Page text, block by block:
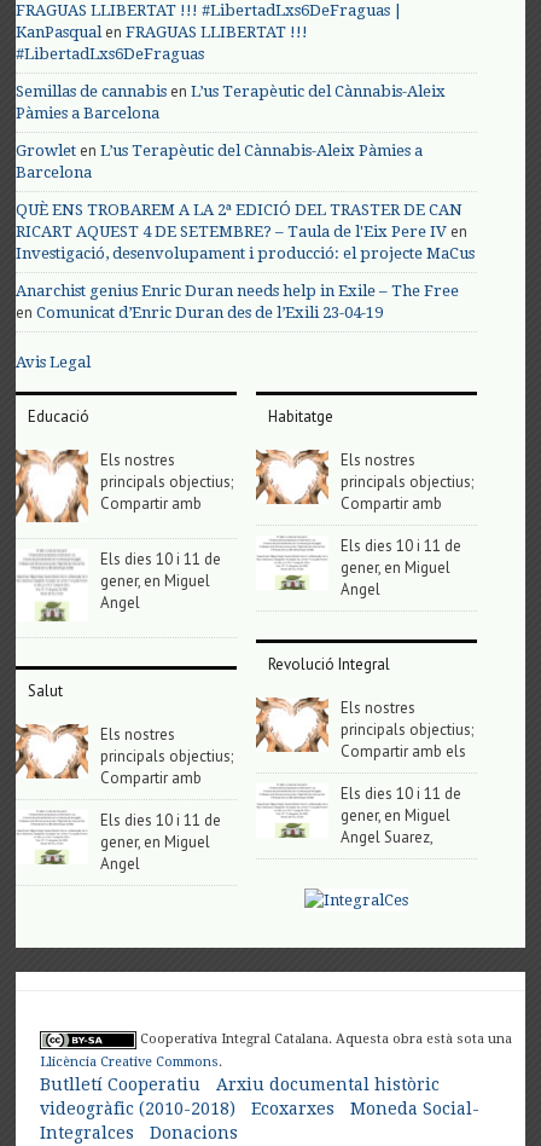
FRAGUAS LLIBERTAT !!! #LibertadLxs6DeFraguas |
KanPasqualenFRAGUAS LLIBERTAT !!!
#LibertadLxs6DeFraguas
Semillas de cannabis enL’us Terapèutic del Cànnabis-Aleix
Pàmies a Barcelona
Growlet enL’us Terapèutic del Cànnabis-Aleix Pàmies a
Barcelona
QUÈ ENS TROBAREM A LA 2ª EDICIÓ DEL TRASTER DE CAN
RICART AQUEST 4 DE SETEMBRE? – Taula de l'Eix Pere IV en
Investigació, desenvolupament i producció: el projecte MaCus
Anarchist genius Enric Duran needs help in Exile – The Free
enComunicat d’Enric Duran des de l’Exili 23-04-19
Avis Legal
Educació
Els nostres
principals objectius;
Compartir amb
Els dies 10 i 11 de
gener, en Miguel
Angel
Salut
Els nostres
principals objectius;
Compartir amb
Els dies 10 i 11 de
gener, en Miguel
Angel
Habitatge
Els nostres
principals objectius;
Compartir amb
Els dies 10 i 11 de
gener, en Miguel
Angel
Revolució Integral
Els nostres
principals objectius;
Compartir amb els
Els dies 10 i 11 de
gener, en Miguel
Angel Suarez,
Cooperativa Integral Catalana. Aquesta obra està sota una
Llicència Creative Commons.
Butlletí Cooperatiu
Arxiu documental històric
videogràfic (2010-2018)
Ecoxarxes
Moneda Social-
Integralces
Donacions